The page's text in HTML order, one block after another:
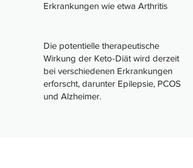
Erkrankungen wie etwa Arthritis
Die potentielle therapeutische
Wirkung der Keto-Diät wird derzeit
bei verschiedenen Erkrankungen
erforscht, darunter Epilepsie, PCOS
und Alzheimer.